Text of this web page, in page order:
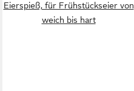
Eierspieß, für Frühstückseier von
weich bis hart